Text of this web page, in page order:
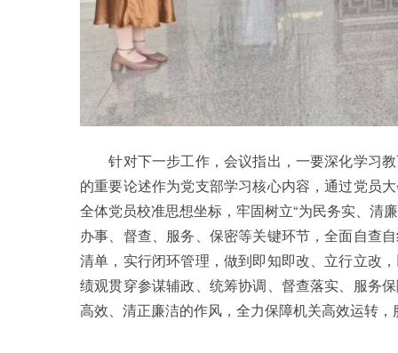
针对下一步工作，会议指出，一要深化学习教
的重要论述作为党支部学习核心内容，通过党员
全体党员校准思想坐标，牢固树立“为民务实、清
办事、督查、服务、保密等关键环节，全面自查
清单，实行闭环管理，做到即知即改、立行立改
绩观贯穿参谋辅政、统筹协调、督查落实、服务
高效、清正廉洁的作风，全力保障机关高效运转